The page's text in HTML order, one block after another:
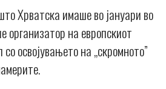
Хрватска имаше во јануари во
организатор на европскиот
освојувањето на „скромното”